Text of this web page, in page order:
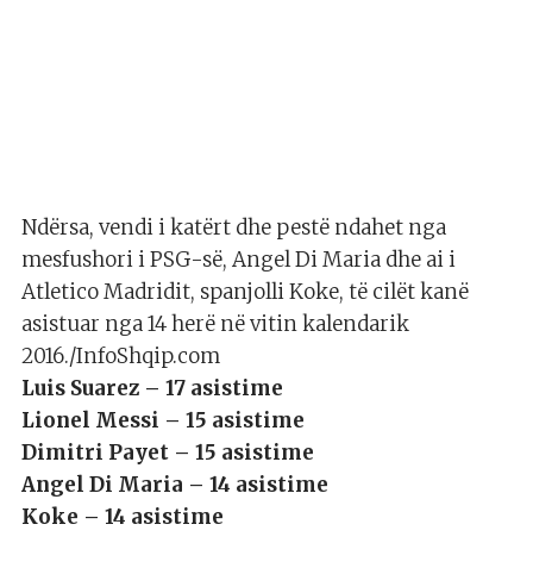
Ndërsa, vendi i katërt dhe pestë ndahet nga
mesfushori i PSG-së, Angel Di Maria dhe ai i
Atletico Madridit, spanjolli Koke, të cilët kanë
asistuar nga 14 herë në vitin kalendarik
2016./InfoShqip.com
Luis Suarez – 17 asistime
Lionel Messi – 15 asistime
Dimitri Payet – 15 asistime
Angel Di Maria – 14 asistime
Koke – 14 asistime